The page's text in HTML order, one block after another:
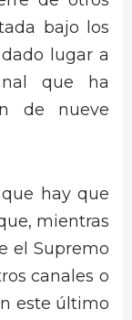
bajo los
lugar a
que ha
de nueve
hay que
mientras
el Supremo
canales o
este último